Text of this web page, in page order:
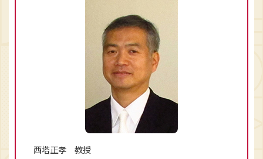
西塔正孝 教授